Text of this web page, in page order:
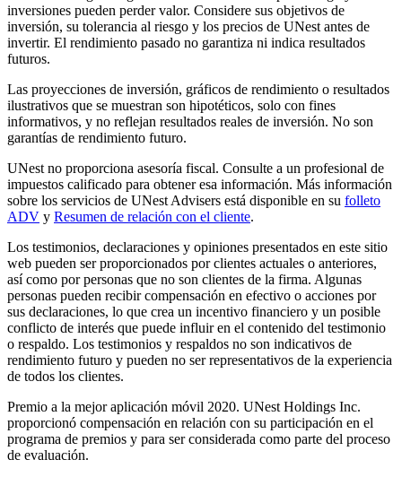
inversiones pueden perder valor. Considere sus objetivos de
inversión, su tolerancia al riesgo y los precios de UNest antes de
invertir. El rendimiento pasado no garantiza ni indica resultados
futuros.
Las proyecciones de inversión, gráficos de rendimiento o resultados
ilustrativos que se muestran son hipotéticos, solo con fines
informativos, y no reflejan resultados reales de inversión. No son
garantías de rendimiento futuro.
UNest no proporciona asesoría fiscal. Consulte a un profesional de
impuestos calificado para obtener esa información. Más información
sobre los servicios de UNest Advisers está disponible en su folleto
ADV y Resumen de relación con el cliente.
Los testimonios, declaraciones y opiniones presentados en este sitio
web pueden ser proporcionados por clientes actuales o anteriores,
así como por personas que no son clientes de la firma. Algunas
personas pueden recibir compensación en efectivo o acciones por
sus declaraciones, lo que crea un incentivo financiero y un posible
conflicto de interés que puede influir en el contenido del testimonio
o respaldo. Los testimonios y respaldos no son indicativos de
rendimiento futuro y pueden no ser representativos de la experiencia
de todos los clientes.
Premio a la mejor aplicación móvil 2020. UNest Holdings Inc.
proporcionó compensación en relación con su participación en el
programa de premios y para ser considerada como parte del proceso
de evaluación.